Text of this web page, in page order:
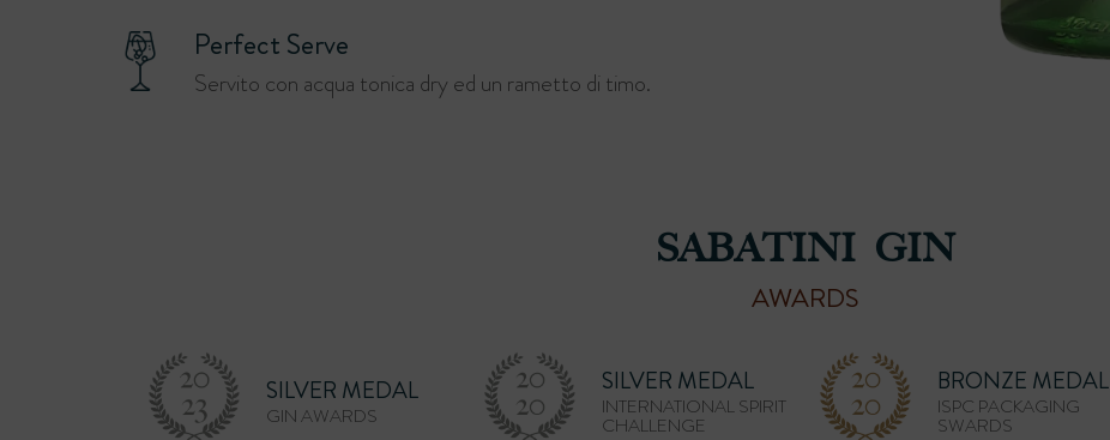
Perfect Serve
Servito con acqua tonica dry ed un rametto di timo.
SABATINI GIN
AWARDS
SILVER MEDAL
GIN AWARDS
SILVER MEDAL
INTERNATIONAL SPIRIT
CHALLENGE
BRONZE MEDAL
ISPC PACKAGING
SWARDS